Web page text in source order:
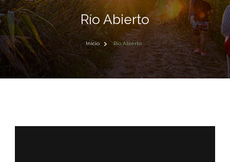
Río Abierto
Inicio Río Abierto